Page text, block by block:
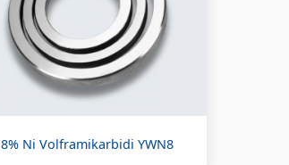
8% Ni Volframikarbidi YWN8